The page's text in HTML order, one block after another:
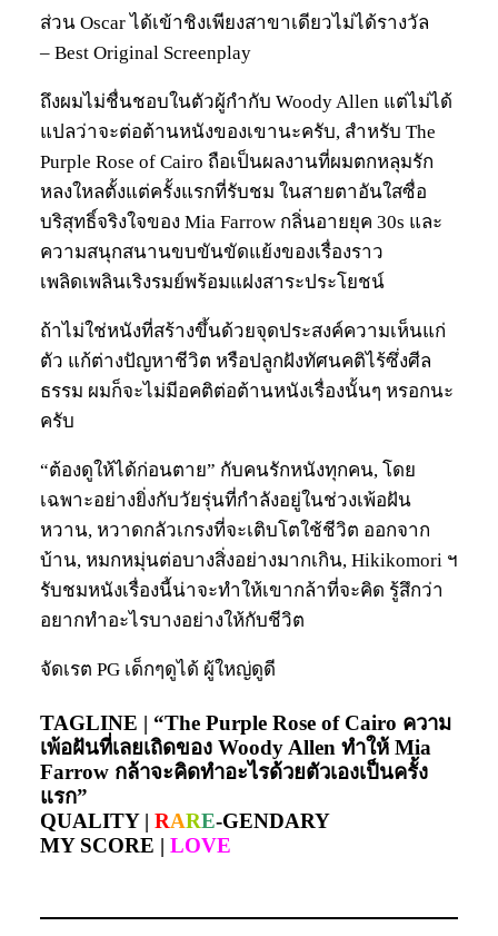
ส่วน Oscar ได้เข้าชิงเพียงสาขาเดียวไม่ได้รางวัล
– Best Original Screenplay
ถึงผมไม่ชื่นชอบในตัวผู้กำกับ Woody Allen แต่ไม่ได้
แปลว่าจะต่อต้านหนังของเขานะครับ, สำหรับ The
Purple Rose of Cairo ถือเป็นผลงานที่ผมตกหลุมรัก
หลงใหลตั้งแต่ครั้งแรกที่รับชม ในสายตาอันใสซื่อ
บริสุทธิ์จริงใจของ Mia Farrow กลิ่นอายยุค 30s และ
ความสนุกสนานขบขันขัดแย้งของเรื่องราว
เพลิดเพลินเริงรมย์พร้อมแฝงสาระประโยชน์
ถ้าไม่ใช่หนังที่สร้างขึ้นด้วยจุดประสงค์ความเห็นแก่
ตัว แก้ต่างปัญหาชีวิต หรือปลูกฝังทัศนคติไร้ซึ่งศีล
ธรรม ผมก็จะไม่มีอคติต่อต้านหนังเรื่องนั้นๆ หรอกนะ
ครับ
“ต้องดูให้ได้ก่อนตาย” กับคนรักหนังทุกคน, โดย
เฉพาะอย่างยิ่งกับวัยรุ่นที่กำลังอยู่ในช่วงเพ้อฝัน
หวาน, หวาดกลัวเกรงที่จะเติบโตใช้ชีวิต ออกจาก
บ้าน, หมกหมุ่นต่อบางสิ่งอย่างมากเกิน, Hikikomori ฯ
รับชมหนังเรื่องนี้น่าจะทำให้เขากล้าที่จะคิด รู้สึกว่า
อยากทำอะไรบางอย่างให้กับชีวิต
จัดเรต PG เด็กๆดูได้ ผู้ใหญ่ดูดี
TAGLINE | “The Purple Rose of Cairo ความ
เพ้อฝันที่เลยเถิดของ Woody Allen ทำให้ Mia
Farrow กล้าจะคิดทำอะไรด้วยตัวเองเป็นครั้ง
แรก”
QUALITY | RARE-GENDARY
MY SCORE | LOVE